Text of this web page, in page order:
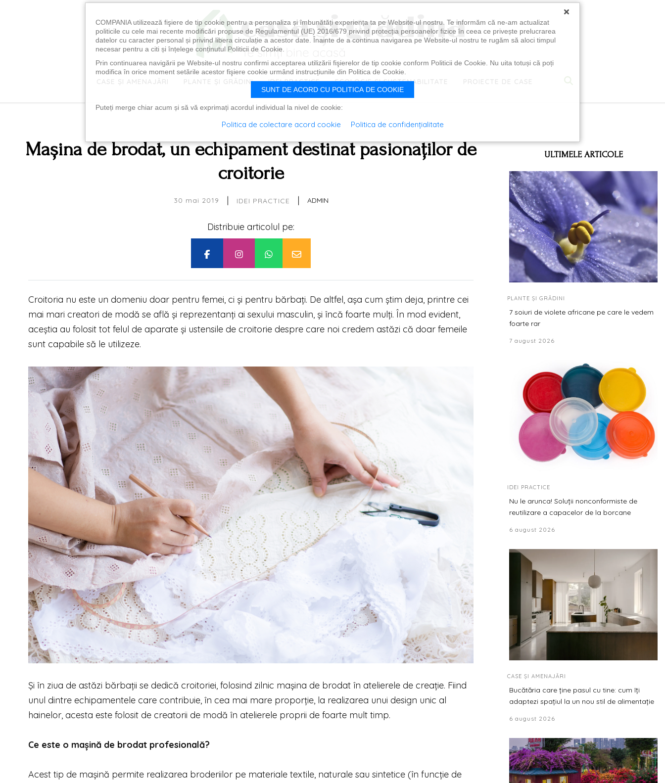
CASE ȘI AMENAJĂRI PLANTE ȘI GRĂDINI IDEI PRACTICE ECOLOGIE ȘI SUSTENABILITATE PROIECTE DE CASE
Mașina de brodat, un echipament destinat pasionaților de
croitorie
30 mai 2019 | IDEI PRACTICE | ADMIN
Distribuie articolul pe:
Croitoria nu este un domeniu doar pentru femei, ci și pentru bărbați. De altfel, așa cum știm deja, printre cei
mai mari creatori de modă se află și reprezentanți ai sexului masculin, și încă foarte mulți. În mod evident,
aceștia au folosit tot felul de aparate și ustensile de croitorie despre care noi credem astăzi că doar femeile
sunt capabile să le utilizeze.
Și în ziua de astăzi bărbații se dedică croitoriei, folosind zilnic mașina de brodat în atelierele de creație. Fiind
unul dintre echipamentele care contribuie, în cea mai mare proporție, la realizarea unui design unic al
hainelor, acesta este folosit de creatorii de modă în atelierele proprii de foarte mult timp.
Ce este o mașină de brodat profesională?
Acest tip de mașină permite realizarea broderiilor pe materiale textile, naturale sau sintetice (în funcție de
ULTIMELE ARTICOLE
PLANTE ȘI GRĂDINI
7 soiuri de violete africane pe care le vedem
foarte rar
7 august 2026
IDEI PRACTICE
Nu le arunca! Soluții nonconformiste de
reutilizare a capacelor de la borcane
6 august 2026
CASE ȘI AMENAJĂRI
Bucătăria care ține pasul cu tine: cum îți
adaptezi spațiul la un nou stil de alimentație
6 august 2026
×
COMPANIA utilizează fişiere de tip cookie pentru a personaliza și îmbunătăți experiența ta pe Website-ul nostru. Te informăm că ne-am actualizat
politicile cu cele mai recente modificări propuse de Regulamentul (UE) 2016/679 privind protecția persoanelor fizice în ceea ce privește prelucrarea
datelor cu caracter personal și privind libera circulație a acestor date. Înainte de a continua navigarea pe Website-ul nostru te rugăm să aloci timpul
necesar pentru a citi și înțelege conținutul Politicii de Cookie.
Prin continuarea navigării pe Website-ul nostru confirmi acceptarea utilizării fişierelor de tip cookie conform Politicii de Cookie. Nu uita totuși că poți
modifica în orice moment setările acestor fişiere cookie urmând instrucțiunile din Politica de Cookie.
SUNT DE ACORD CU POLITICA DE COOKIE
Puteți merge chiar acum și să vă exprimați acordul individual la nivel de cookie:
Politica de colectare acord cookie Politica de confidențialitate